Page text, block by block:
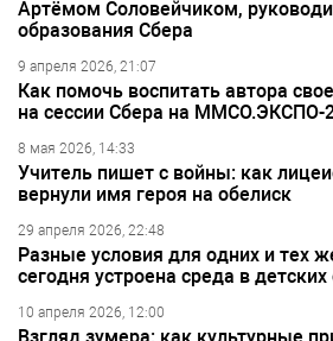
Артёмом Соловейчиком,
образования Сбера
9 апреля 2026, 21:07
Как помочь воспитать автора
на сессии Сбера на ММСО.ЭКСПО-
8 мая 2026, 14:33
Учитель пишет с войны: как
вернули имя героя на обелиск
29 апреля 2026, 22:48
Разные условия для одних и тех
сегодня устроена среда в детских
10 апреля 2026, 12:00